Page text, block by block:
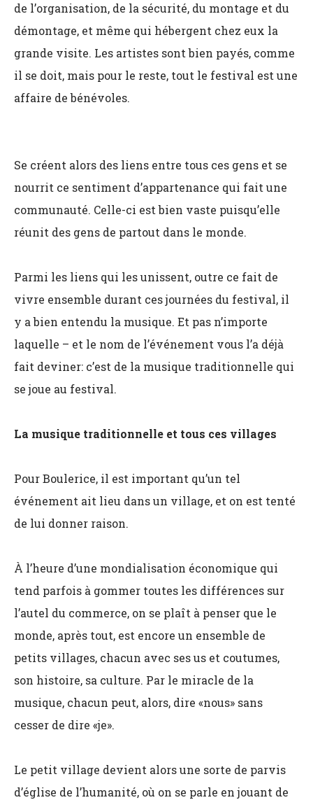
de l’organisation, de la sécurité, du montage et du
démontage, et même qui hébergent chez eux la
grande visite. Les artistes sont bien payés, comme
il se doit, mais pour le reste, tout le festival est une
affaire de bénévoles.
Se créent alors des liens entre tous ces gens et se
nourrit ce sentiment d’appartenance qui fait une
communauté. Celle-ci est bien vaste puisqu’elle
réunit des gens de partout dans le monde.
Parmi les liens qui les unissent, outre ce fait de
vivre ensemble durant ces journées du festival, il
y a bien entendu la musique. Et pas n’importe
laquelle – et le nom de l’événement vous l’a déjà
fait deviner: c’est de la musique traditionnelle qui
se joue au festival.
La musique traditionnelle et tous ces villages
Pour Boulerice, il est important qu’un tel
événement ait lieu dans un village, et on est tenté
de lui donner raison.
À l’heure d’une mondialisation économique qui
tend parfois à gommer toutes les différences sur
l’autel du commerce, on se plaît à penser que le
monde, après tout, est encore un ensemble de
petits villages, chacun avec ses us et coutumes,
son histoire, sa culture. Par le miracle de la
musique, chacun peut, alors, dire «nous» sans
cesser de dire «je».
Le petit village devient alors une sorte de parvis
d’église de l’humanité, où on se parle en jouant de